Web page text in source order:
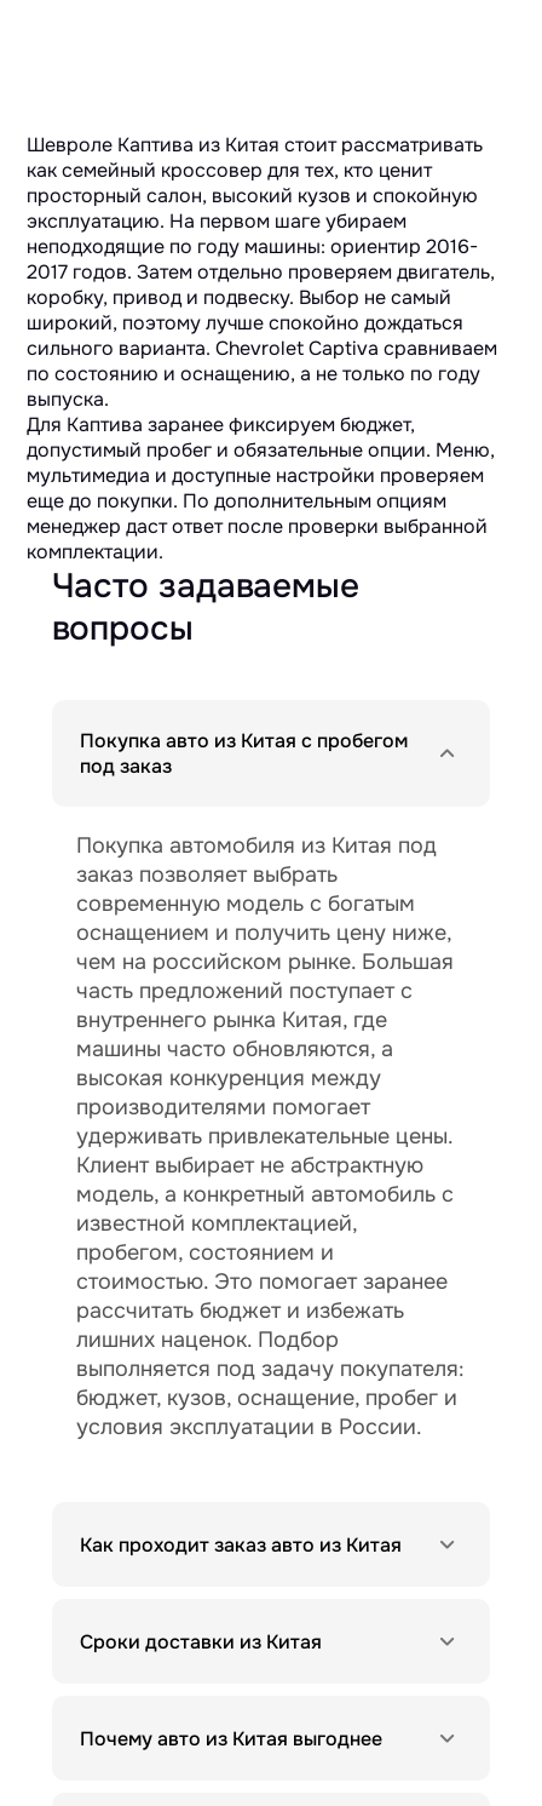
Шевроле Каптива из Китая стоит рассматривать
как семейный кроссовер для тех, кто ценит
просторный салон, высокий кузов и спокойную
эксплуатацию. На первом шаге убираем
неподходящие по году машины: ориентир 2016-
2017 годов. Затем отдельно проверяем двигатель,
коробку, привод и подвеску. Выбор не самый
широкий, поэтому лучше спокойно дождаться
сильного варианта. Chevrolet Captiva сравниваем
по состоянию и оснащению, а не только по году
выпуска.
Для Каптива заранее фиксируем бюджет,
допустимый пробег и обязательные опции. Меню,
мультимедиа и доступные настройки проверяем
еще до покупки. По дополнительным опциям
менеджер даст ответ после проверки выбранной
комплектации.
Часто задаваемые
вопросы
Покупка авто из Китая с пробегом
под заказ
Покупка автомобиля из Китая под
заказ позволяет выбрать
современную модель с богатым
оснащением и получить цену ниже,
чем на российском рынке. Большая
часть предложений поступает с
внутреннего рынка Китая, где
машины часто обновляются, а
высокая конкуренция между
производителями помогает
удерживать привлекательные цены.
Клиент выбирает не абстрактную
модель, а конкретный автомобиль с
известной комплектацией,
пробегом, состоянием и
стоимостью. Это помогает заранее
рассчитать бюджет и избежать
лишних наценок. Подбор
выполняется под задачу покупателя:
бюджет, кузов, оснащение, пробег и
условия эксплуатации в России.
Как проходит заказ авто из Китая
Сроки доставки из Китая
Почему авто из Китая выгоднее